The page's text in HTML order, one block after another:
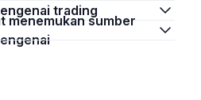
trading